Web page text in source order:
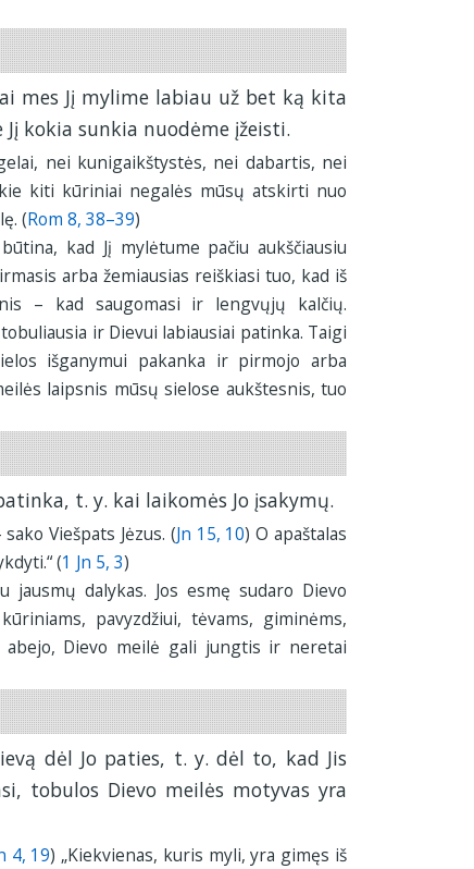
mes Jį mylime labiau už bet ką kita
kokia sunkia nuodėme įžeisti.
nei kunigaikštystės, nei dabartis, nei
kiti kūriniai negalės mūsų atskirti nuo
(Rom 8, 38–39)
kad Jį mylėtume pačiu aukščiausiu
arba žemiausias reiškiasi tuo, kad iš
– kad saugomasi ir lengvųjų kalčių.
ir Dievui labiausiai patinka. Taigi
išganymui pakanka ir pirmojo arba
laipsnis mūsų sielose aukštesnis, tuo
t. y. kai laikomės Jo įsakymų.
Viešpats Jėzus. (Jn 15, 10) O apaštalas
(1 Jn 5, 3)
dalykas. Jos esmę sudaro Dievo
pavyzdžiui, tėvams, giminėms,
Dievo meilė gali jungtis ir neretai
dėl Jo paties, t. y. dėl to, kad Jis
tobulos Dievo meilės motyvas yra
4, 19) „Kiekvienas, kuris myli, yra gimęs iš